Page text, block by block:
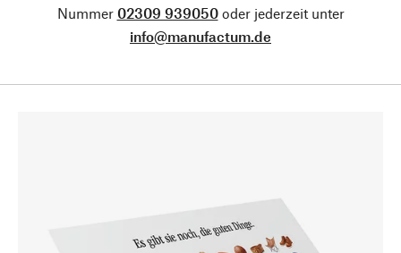
Nummer 02309 939050oder jederzeit unter
info@manufactum.de